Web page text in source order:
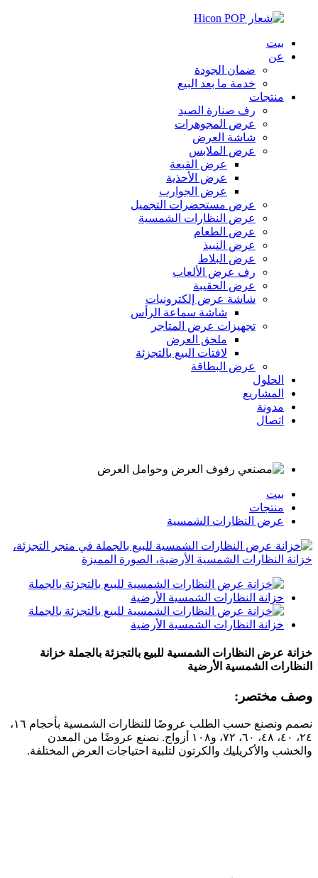
بيت
عن
ضمان الجودة
خدمة ما بعد البيع
منتجات
رف صنارة الصيد
عرض المجوهرات
شاشة العرض
عرض الملابس
عرض القبعة
عرض الأحذية
عرض الجوارب
عرض مستحضرات التجميل
عرض النظارات الشمسية
عرض الطعام
عرض النبيذ
عرض البلاط
رف عرض الألعاب
عرض الحقيبة
شاشة عرض إلكترونيات
شاشة سماعة الرأس
تجهيزات عرض المتاجر
ملحق العرض
لافتات البيع بالتجزئة
عرض البطاقة
الحلول
المشاريع
مدونة
اتصال
بيت
منتجات
عرض النظارات الشمسية
خزانة عرض النظارات الشمسية للبيع بالتجزئة بالجملة خزانة
النظارات الشمسية الأرضية
وصف مختصر:
نصمم ونصنع حسب الطلب عروضًا للنظارات الشمسية بأحجام ١٦،
٢٤، ٤٠، ٤٨، ٦٠، ٧٢، و١٠٨ أزواج. نصنع عروضًا من المعدن
والخشب والأكريليك والكرتون لتلبية احتياجات العرض المختلفة.